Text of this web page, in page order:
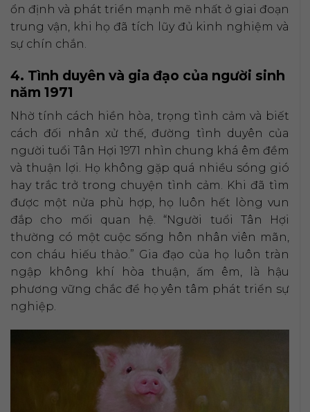
ổn định và phát triển mạnh mẽ nhất ở giai đoạn
trung vận, khi họ đã tích lũy đủ kinh nghiệm và
sự chín chắn.
4. Tình duyên và gia đạo của người sinh
năm 1971
Nhờ tính cách hiền hòa, trọng tình cảm và biết
cách đối nhân xử thế, đường tình duyên của
người tuổi Tân Hợi 1971 nhìn chung khá êm đềm
và thuận lợi. Họ không gặp quá nhiều sóng gió
hay trắc trở trong chuyện tình cảm. Khi đã tìm
được một nửa phù hợp, họ luôn hết lòng vun
đắp cho mối quan hệ. “Người tuổi Tân Hợi
thường có một cuộc sống hôn nhân viên mãn,
con cháu hiếu thảo.” Gia đạo của họ luôn tràn
ngập không khí hòa thuận, ấm êm, là hậu
phương vững chắc để họ yên tâm phát triển sự
nghiệp.